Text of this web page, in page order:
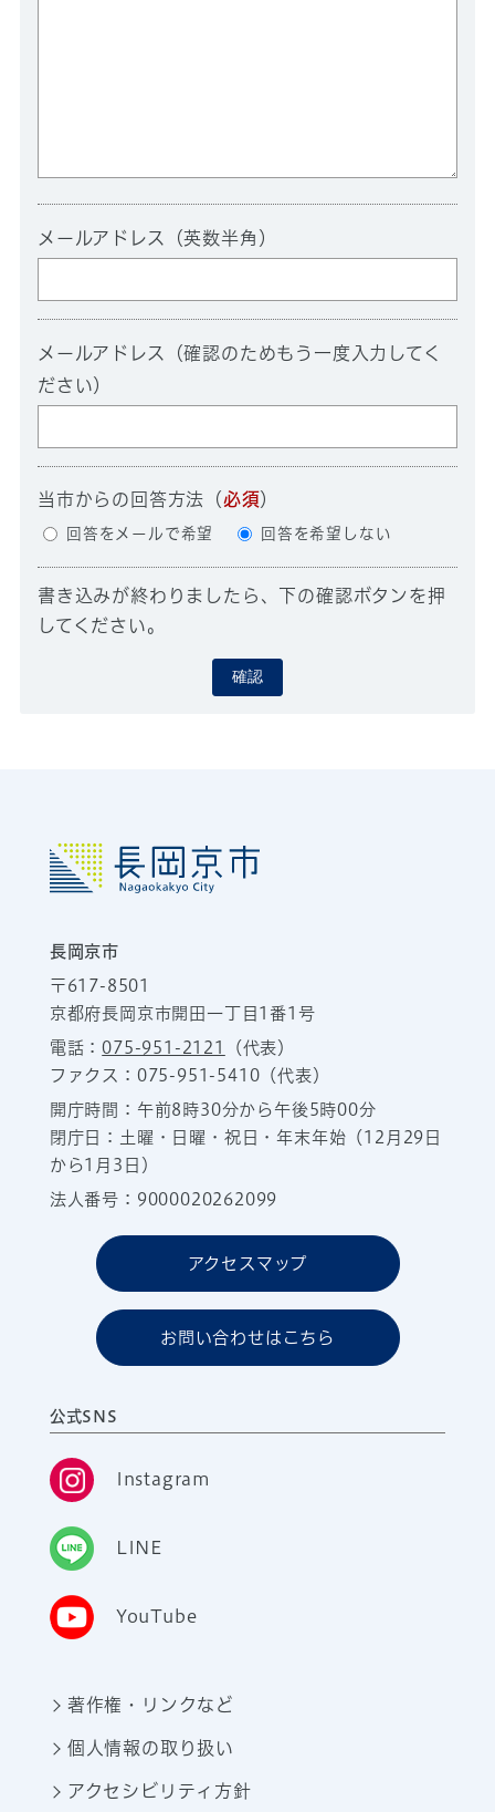
メールアドレス（英数半角）
メールアドレス（確認のためもう一度入力してく
ださい）
当市からの回答方法 （必須）
回答をメールで希望 回答を希望しない
書き込みが終わりましたら、下の確認ボタンを押
してください。
確認
長岡京市
〒617-8501
京都府長岡京市開田一丁目1番1号
電話：075-951-2121
（代表）
ファクス：075-951-5410（代表）
開庁時間：午前8時30分から午後5時00分
閉庁日：土曜・日曜・祝日・年末年始（12月29日
から1月3日）
法人番号：9000020262099
アクセスマップ
お問い合わせはこちら
公式SNS
Instagram
LINE
YouTube
著作権・リンクなど
個人情報の取り扱い
アクセシビリティ方針